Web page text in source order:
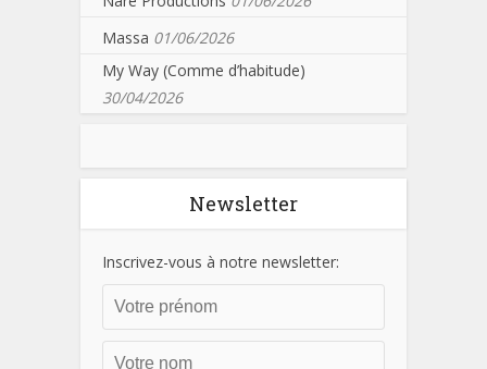
Massa 01/06/2026
My Way (Comme d’habitude)
30/04/2026
Newsletter
Inscrivez-vous à notre newsletter: